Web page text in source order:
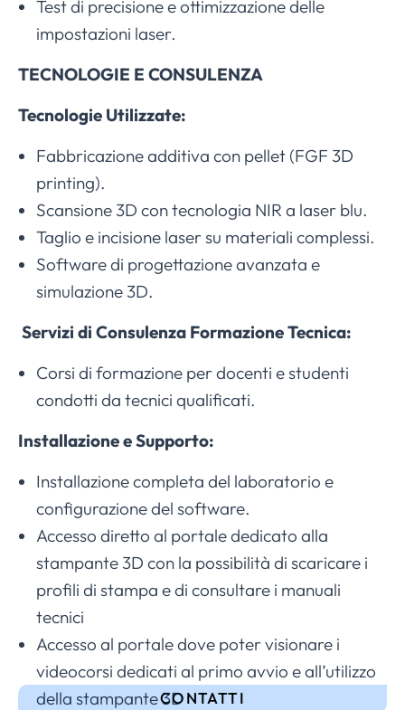
Test di precisione e ottimizzazione delle
impostazioni laser.
TECNOLOGIE E CONSULENZA
Tecnologie Utilizzate:
Fabbricazione additiva con pellet (FGF 3D
printing).
Scansione 3D con tecnologia NIR a laser blu.
Taglio e incisione laser su materiali complessi.
Software di progettazione avanzata e
simulazione 3D.
Servizi di Consulenza Formazione Tecnica:
Corsi di formazione per docenti e studenti
condotti da tecnici qualificati.
Installazione e Supporto:
Installazione completa del laboratorio e
configurazione del software.
Accesso diretto al portale dedicato alla
stampante 3D con la possibilità di scaricare i
profili di stampa e di consultare i manuali
tecnici
Accesso al portale dove poter visionare i
videocorsi dedicati al primo avvio e all’utilizzo
della stampante 3DCONTATTI